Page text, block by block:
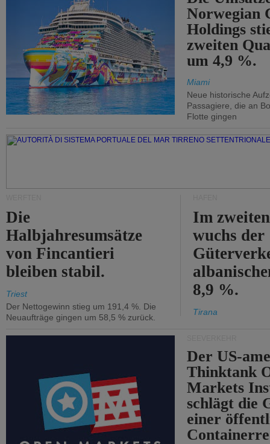
Norwegian
Holdings
zweiten
um 4,9 %.
Miami
Neue historische
Passagiere, die an
Flotte gingen
Die
Halbjahresumsätze
von Fincantieri
bleiben stabil.
Triest
Der Nettogewinn stieg um 191,4 %. Die
Neuaufträge gingen um 58,5 % zurück.
Im
wuchs der
8,9 %.
Tirana
Der US-
Thinktank
Markets
schlägt die
einer